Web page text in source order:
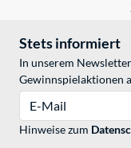
Stets informiert
In unserem
Gewinnspielaktionen
Hinweise zum